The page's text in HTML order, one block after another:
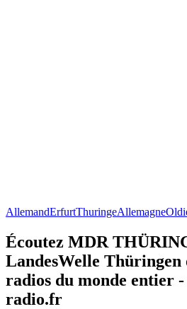
AllemandErfurtThuringeAllemagne
Écoutez MDR
LandesWelle Thüringen
radios du monde entier
radio.fr